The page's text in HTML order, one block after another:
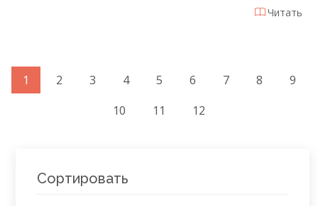
Читать
1 2 3 4 5 6 7 8
9
10
11 12
Сортировать